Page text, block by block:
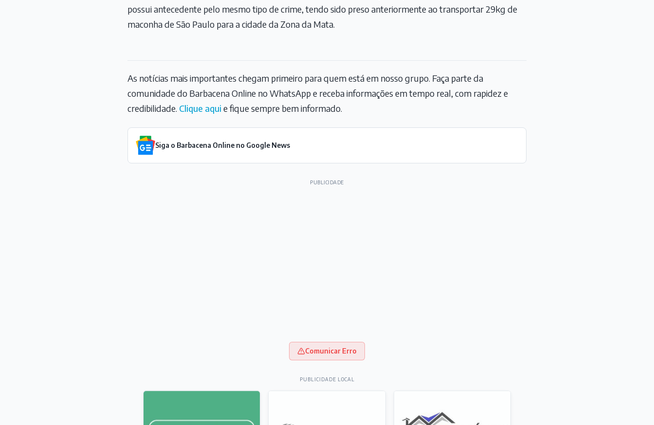
possui antecedente pelo mesmo tipo de crime, tendo sido preso anteriormente ao transportar 29kg de
maconha de São Paulo para a cidade da Zona da Mata.
As notícias mais importantes chegam primeiro para quem está em nosso grupo. Faça parte da
comunidade do Barbacena Online no WhatsApp e receba informações em tempo real, com rapidez e
credibilidade. Clique aqui e fique sempre bem informado.
Siga o Barbacena Online no Google News
PUBLICIDADE
Comunicar Erro
PUBLICIDADE LOCAL